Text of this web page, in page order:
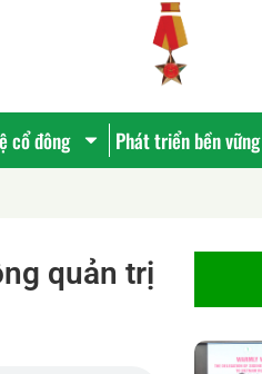
cổ đông Phát triển bền vững
quản trị